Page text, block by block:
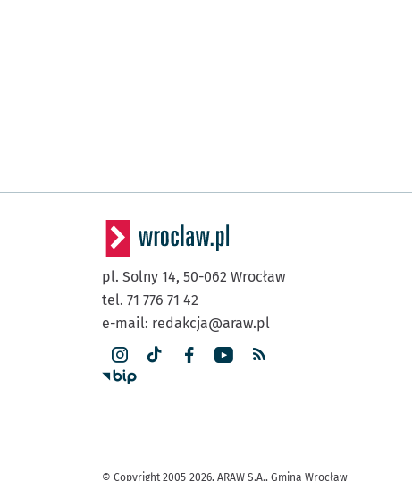
pl. Solny 14, 50-062 Wrocław
tel. 71 776 71 42
e-mail: redakcja@araw.pl
© Copyright 2005-2026, ARAW S.A., Gmina Wrocław